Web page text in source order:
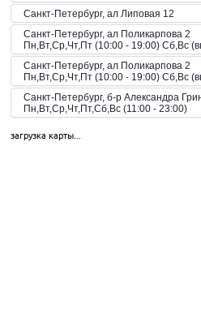
Санкт-Петербург, ал Липовая 12
Санкт-Петербург, ал Поликарпова 2
Пн,Вт,Ср,Чт,Пт (10:00 - 19:00) Сб,Вс
Санкт-Петербург, ал Поликарпова 2
Пн,Вт,Ср,Чт,Пт (10:00 - 19:00) Сб,Вс
Санкт-Петербург, б-р Александра
Пн,Вт,Ср,Чт,Пт,Сб,Вс (11:00 - 23:00)
Пн,Вт,Ср,Чт,Пт,Сб,Вс (09:00 - 21:00)
загрузка карты...